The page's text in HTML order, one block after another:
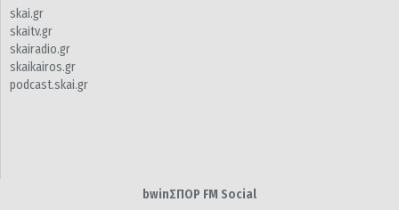
skai.gr
skaitv.gr
skairadio.gr
skaikairos.gr
podcast.skai.gr
bwinΣΠΟΡ FM Social